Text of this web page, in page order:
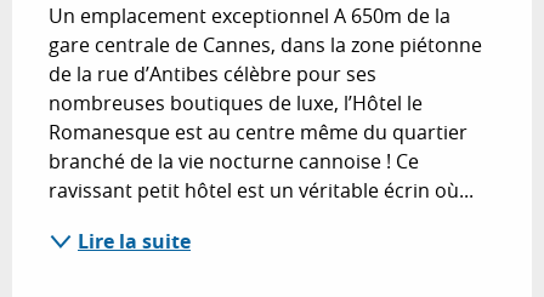
Un emplacement exceptionnel A 650m de la
gare centrale de Cannes, dans la zone piétonne
de la rue d’Antibes célèbre pour ses
nombreuses boutiques de luxe, l’Hôtel le
Romanesque est au centre même du quartier
branché de la vie nocturne cannoise ! Ce
ravissant petit hôtel est un véritable écrin où...
Lire la suite